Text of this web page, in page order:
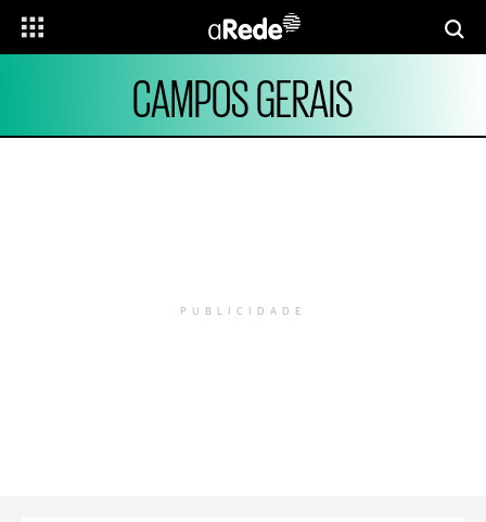
CAMPOS GERAIS
PUBLICIDADE